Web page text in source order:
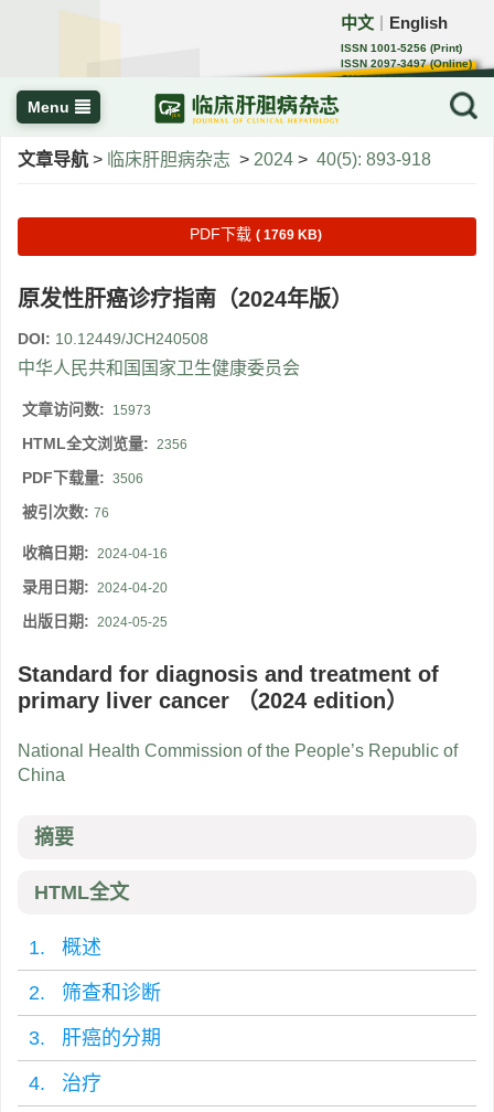
中文 English
ISSN 1001-5256 (Print)
ISSN 2097-3497 (Online)
CN 22-1108/R
Menu
文章导航 > 临床肝胆病杂志 > 2024 > 40(5): 893-918
PDF下载 ( 1769 KB)
原发性肝癌诊疗指南（2024年版）
DOI: 10.12449/JCH240508
中华人民共和国国家卫生健康委员会
文章访问数: 15973
HTML全文浏览量: 2356
PDF下载量: 3506
被引次数: 76
收稿日期: 2024-04-16
录用日期: 2024-04-20
出版日期: 2024-05-25
Standard for diagnosis and treatment of
primary liver cancer （2024 edition）
National Health Commission of the People’s Republic of
China
摘要
HTML全文
1. 概述
2. 筛查和诊断
3. 肝癌的分期
4. 治疗